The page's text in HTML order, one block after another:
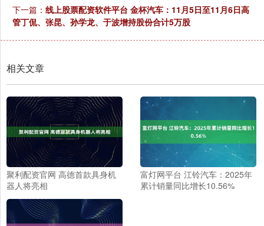
下一篇： 线上股票配资软件平台 金杯汽车：11月5日至11月6日高
管丁侃、张昆、孙学龙、于波增持股份合计5万股
相关文章
聚利配资官网 高德首款具身机
器人将亮相
富灯网平台 江铃汽车：2025年
累计销量同比增长10.56%